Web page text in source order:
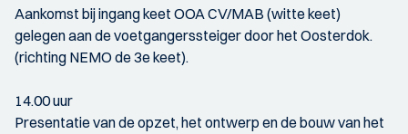
Aankomst bij ingang keet OOA CV/MAB (witte keet)
gelegen aan de voetgangerssteiger door het Oosterdok.
(richting NEMO de 3e keet).
14.00 uur
Presentatie van de opzet, het ontwerp en de bouw van het